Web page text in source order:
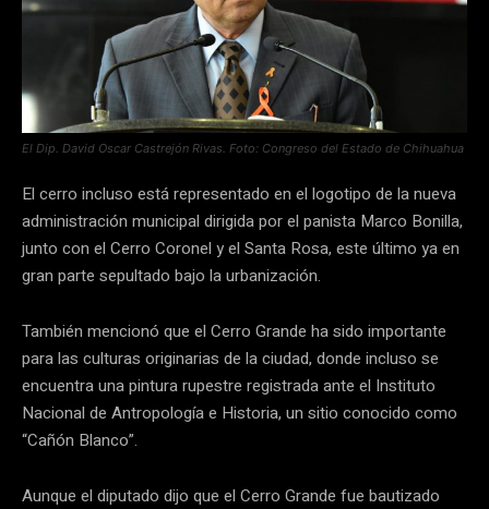
El Dip. David Oscar Castrejón Rivas. Foto: Congreso del Estado de Chihuahua
El cerro incluso está representado en el logotipo de la nueva
administración municipal dirigida por el panista Marco Bonilla,
junto con el Cerro Coronel y el Santa Rosa, este último ya en
gran parte sepultado bajo la urbanización.
También mencionó que el Cerro Grande ha sido importante
para las culturas originarias de la ciudad, donde incluso se
encuentra una pintura rupestre registrada ante el Instituto
Nacional de Antropología e Historia, un sitio conocido como
“Cañón Blanco”.
Aunque el diputado dijo que el Cerro Grande fue bautizado